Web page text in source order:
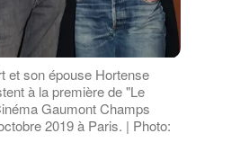
et son épouse Hortense
à la première de "Le
Gaumont Champs
2019 à Paris. | Photo: